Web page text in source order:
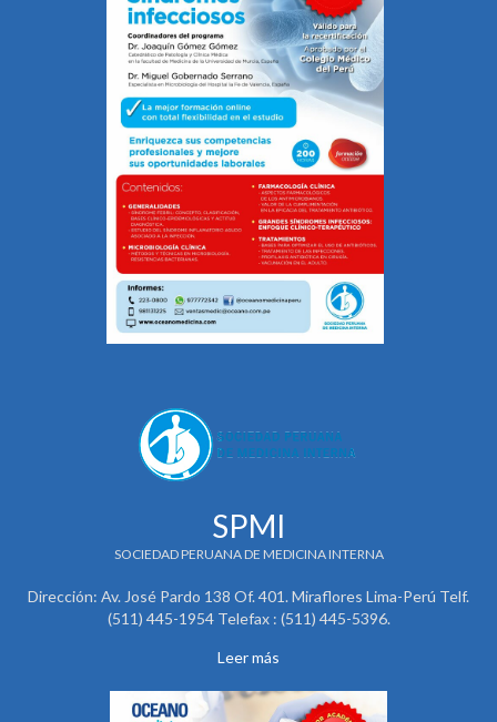
SPMI
SOCIEDAD PERUANA DE MEDICINA INTERNA
Dirección: Av. José Pardo 138 Of. 401. Miraflores Lima-Perú Telf.
(511) 445-1954 Telefax : (511) 445-5396.
Leer más